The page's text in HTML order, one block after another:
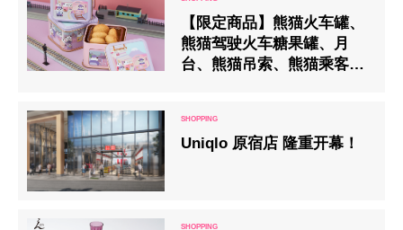
【限定商品】熊猫火车罐、
熊猫驾驶火车糖果罐、月
台、熊猫吊索、熊猫乘客、
Uniqlo 原宿店 隆重开幕！